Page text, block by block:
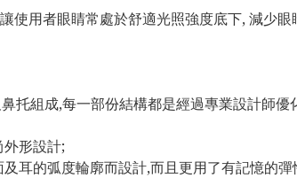
用者眼睛常處於舒適光照強度底下, 減少
托組成,每一部份結構都是經過專業設計師優
形設計;
耳的弧度輪廓而設計,而且更用了有記憶的